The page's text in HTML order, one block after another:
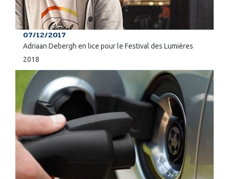
07/12/2017
Adriaan Debergh en lice pour le Festival des Lumières
2018